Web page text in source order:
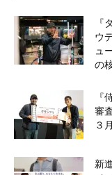
『
ウ
ュ
の
『
審
３
新